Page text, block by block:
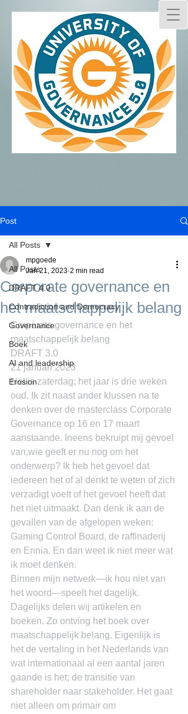
Post
All Posts
DRAFT 4.0
Contradiction and Democracy
Governance
Boek
AI and leadership
Erosion
All Posts
Corporate governance en
het maatschappelijk belang
mpgoede
Jan 21, 2023 2 min read
Corporate governance en het
maatschappelijk belang
DRAFT 3.0
21 januari 2023
Het is zaterdag; het jaar is drie weken
oud. Ik zit naast ander klussen na te
denken over de masterclass Corporate
Governance op 16 en 17 maart
aanstaande. Ineens bekruipt mij gevoel
van,wie geeft er nu nog om het
onderwerp? Ik heb het gevoel dat
iedereen het of al denkt te weten of zich
verzadigt voelt of het gevoel heeft dat
het niet uitmaakt. Dan denk ik aan de
gevallen van de afgelopen weken:
Gaming Control Board, de raffinaderij
en Ennia. En dan weet ik niet meer wat
ik moet denken.
Binnen mijn netwerk―ik hou niet van
het woord―speelt het dagelijk.
Dagelijks delen wij artikelen en
boeken. Zo ontving het boek over
maatschappelijk belang. Eigenlijk is
het de vertaling in het Nederlands van
wat internationaal al een aantal jaren
gaande is het; de transitie van
shareholder naar stakeholder. Het gaat
niet alleen om primair om